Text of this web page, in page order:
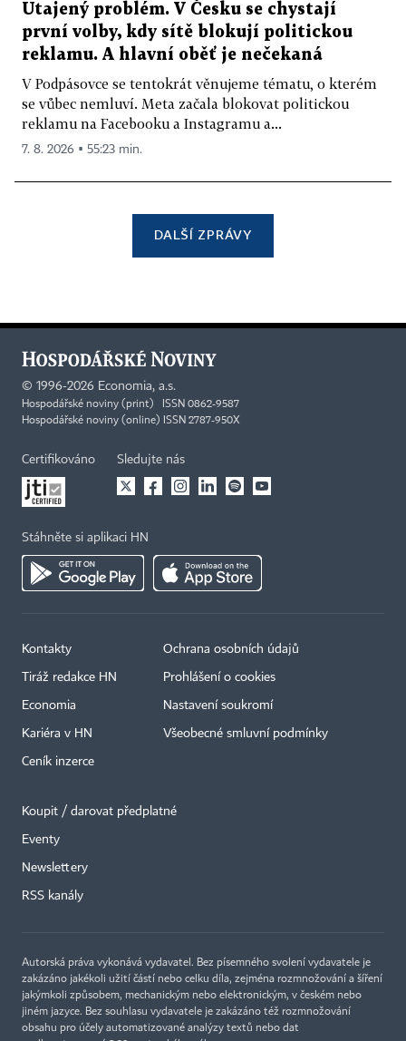
Utajený problém. V Česku se chystají
první volby, kdy sítě blokují politickou
reklamu. A hlavní oběť je nečekaná
V Podpásovce se tentokrát věnujeme tématu, o kterém
se vůbec nemluví. Meta začala blokovat politickou
reklamu na Facebooku a Instagramu a...
7. 8. 2026 ▪ 55:23 min.
DALŠÍ ZPRÁVY
© 1996-2026 Economia, a.s.
Hospodářské noviny (print) ISSN 0862-9587
Hospodářské noviny (online) ISSN 2787-950X
Certifikováno Sledujte nás
Stáhněte si aplikaci HN
Kontakty
Tiráž redakce HN
Economia
Kariéra v HN
Ceník inzerce
Ochrana osobních údajů
Prohlášení o cookies
Nastavení soukromí
Všeobecné smluvní podmínky
Koupit / darovat předplatné
Eventy
Newslettery
RSS kanály
Autorská práva vykonává vydavatel. Bez písemného svolení vydavatele je
zakázáno jakékoli užití částí nebo celku díla, zejména rozmnožování a šíření
jakýmkoli způsobem, mechanickým nebo elektronickým, v českém nebo
jiném jazyce. Bez souhlasu vydavatele je zakázáno též rozmnožování
obsahu pro účely automatizované analýzy textů nebo dat